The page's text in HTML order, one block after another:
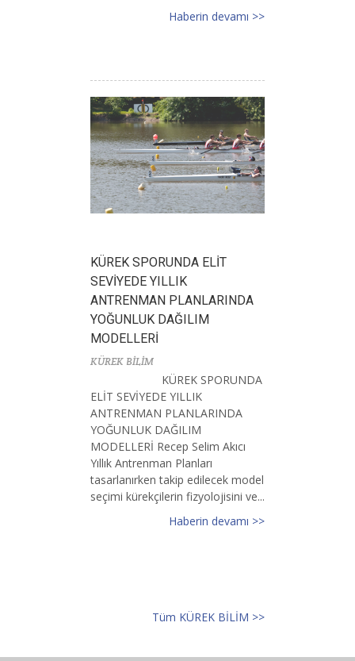
Haberin devamı >>
KÜREK SPORUNDA ELİT
SEVİYEDE YILLIK
ANTRENMAN PLANLARINDA
YOĞUNLUK DAĞILIM
MODELLERİ
KÜREK BİLİM
KÜREK SPORUNDA
ELİT SEVİYEDE YILLIK
ANTRENMAN PLANLARINDA
YOĞUNLUK DAĞILIM
MODELLERİ Recep Selim Akıcı
Yıllık Antrenman Planları
tasarlanırken takip edilecek model
seçimi kürekçilerin fizyolojisini ve...
Haberin devamı >>
Tüm KÜREK BİLİM >>